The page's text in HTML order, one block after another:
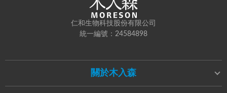
仁和生物科技股份有限公司
統一編號：24584898
關於木入森